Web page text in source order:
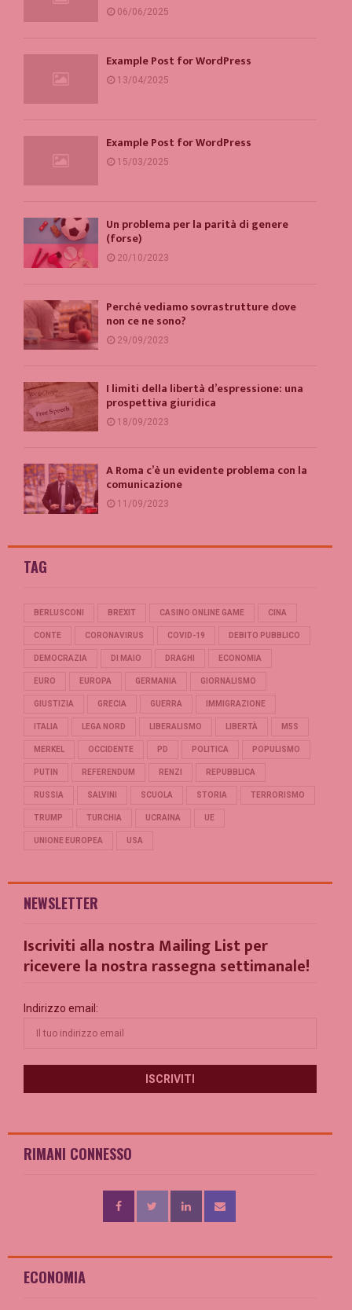
06/06/2025
Example Post for WordPress
13/04/2025
Example Post for WordPress
15/03/2025
Un problema per la parità di genere
(forse)
20/10/2023
Perché vediamo sovrastrutture dove
non ce ne sono?
29/09/2023
I limiti della libertà d’espressione: una
prospettiva giuridica
18/09/2023
A Roma c’è un evidente problema con la
comunicazione
11/09/2023
TAG
BERLUSCONI BREXIT CASINO ONLINE GAME CINA
CONTE CORONAVIRUS COVID-19 DEBITO PUBBLICO
DEMOCRAZIA DI MAIO DRAGHI ECONOMIA
EURO EUROPA GERMANIA GIORNALISMO
GIUSTIZIA GRECIA GUERRA IMMIGRAZIONE
ITALIA LEGA NORD LIBERALISMO LIBERTÀ M5S
MERKEL OCCIDENTE PD POLITICA POPULISMO
PUTIN REFERENDUM RENZI REPUBBLICA
RUSSIA SALVINI SCUOLA STORIA TERRORISMO
TRUMP TURCHIA UCRAINA UE
UNIONE EUROPEA USA
NEWSLETTER
Iscriviti alla nostra Mailing List per
ricevere la nostra rassegna settimanale!
Indirizzo email:
RIMANI CONNESSO
ECONOMIA